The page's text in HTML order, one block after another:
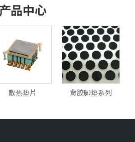
产品中心
散热垫片 背胶脚垫系列